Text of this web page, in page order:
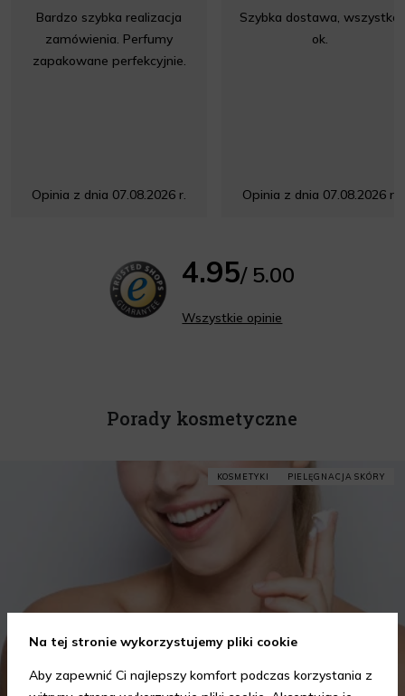
Bardzo szybka realizacja
zamówienia. Perfumy
zapakowane perfekcyjnie.
Opinia z dnia 07.08.2026 r.
Szybka dostawa, wszystko
ok.
Opinia z dnia 07.08.2026 r.
4.95/ 5.00
Wszystkie opinie
Porady kosmetyczne
KOSMETYKI PIELĘGNACJA SKÓRY
Na tej stronie wykorzystujemy pliki cookie
Aby zapewnić Ci najlepszy komfort podczas korzystania z